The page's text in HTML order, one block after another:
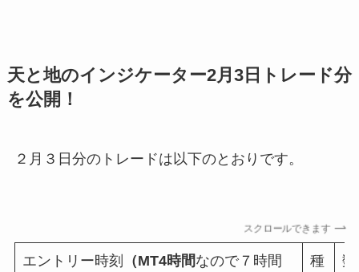
天と地のインジケーター2月3日トレード分
を公開！
２月３日分のトレードは以下のとおりです。
スクロールできます
エントリー時刻 （MT4時間なので７時間
種
数